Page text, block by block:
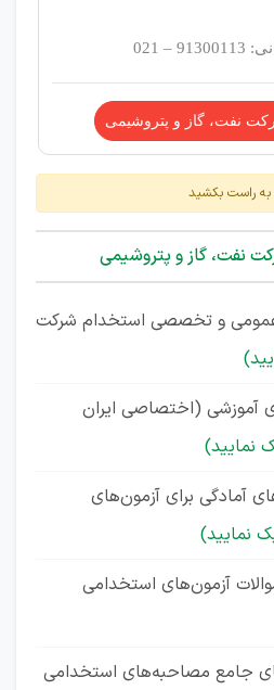
– 021
نفت، گاز و پتروشیمی
راست بکشید
نفت، گاز و پتروشیمی
عمومی و تخصصی استخدام شرکت
آموزشی (اختصاصی ایران
نمایید)
آمادگی برای آزمون‌های
نمایید)
آزمون‌های استخدامی
جامع مصاحبه‌های استخدامی